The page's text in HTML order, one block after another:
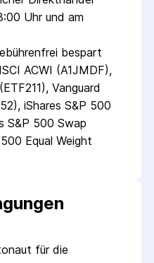
Uhr und am
bespart
ACWI (A1JMDF),
Vanguard
iShares S&P 500
S&P 500 Swap
Equal Weight
für die